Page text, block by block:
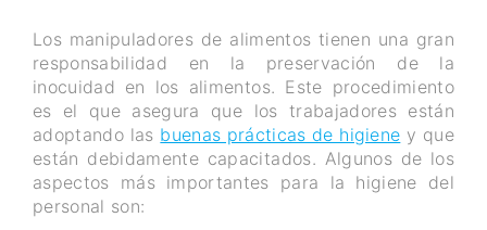
Los manipuladores de alimentos tienen una gran
responsabilidad en la preservación de la
inocuidad en los alimentos. Este procedimiento
es el que asegura que los trabajadores están
adoptando las buenas prácticas de higiene y que
están debidamente capacitados. Algunos de los
aspectos más importantes para la higiene del
personal son: